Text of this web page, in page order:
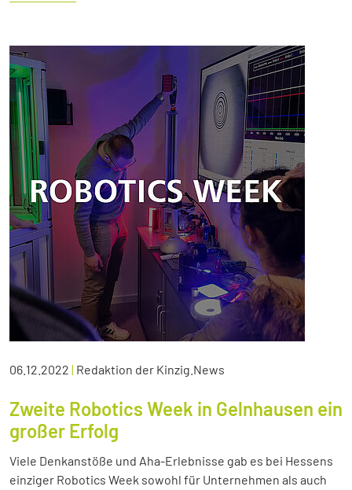
06.12.2022 | Redaktion der Kinzig.News
Zweite Robotics Week in Gelnhausen ein
großer Erfolg
Viele Denkanstöße und Aha-Erlebnisse gab es bei Hessens
einziger Robotics Week sowohl für Unternehmen als auch